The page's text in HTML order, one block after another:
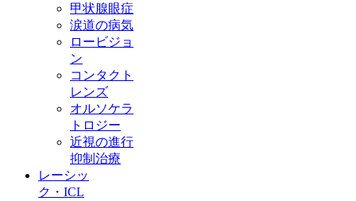
甲状腺眼症
涙道の病気
ロービジョ
ン
コンタクト
レンズ
オルソケラ
トロジー
近視の進行
抑制治療
レーシッ
ク・ICL